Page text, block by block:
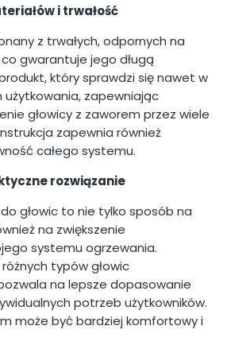
i trwałość
z trwałych, odpornych na
gwarantuje jego długą
który sprawdzi się nawet w
użytkowania, zapewniając
głowicy z zaworem przez wiele
zapewnia również
całego systemu.
rozwiązanie
głowic to nie tylko sposób na
na zwiększenie
systemu ogrzewania.
typów głowic
na lepsze dopasowanie
potrzeb użytkowników.
może być bardziej komfortowy i